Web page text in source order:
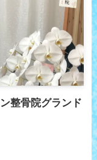
整骨院グランド